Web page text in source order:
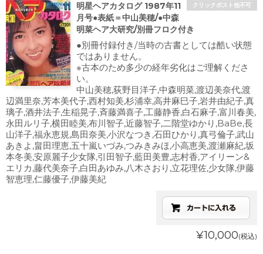
クリックポスト他不可
明星ヘアカタログ 1987年11
月号●表紙＝中山美穂/●中森
明菜ヘア大研究/別冊フロク付き
●別冊付録付き/当時の古書としては酷い状態
ではありません。
※古本のため多少の経年劣化はご理解くださ
い。
中山美穂,荻野目洋子,中森明菜,渡辺美奈代,渡
辺満里奈,芳本美代子,西村知美,杉浦幸,高井麻巳子,岩井由紀子,真
璃子,酒井法子,生稲晃子,斉藤満喜子,工藤静香,白石麻子,富川春美,
永田ルリ子,横田睦美,布川智子,近藤智子,二階堂ゆかり,BaBe,長
山洋子,福永恵規,島田奈美,小沢なつき,石田ひかり,真弓倫子,武山
あきよ,畠田理恵,五十嵐いづみ,つみきみほ,小高恵美,渡瀬麻紀,坂
本冬美,安原麗子少女隊,引田智子,藍田美豊,志村香,アイリーン&
エリカ,藤代美奈子,白田あゆみ,八木さおり,立花理佐,少女隊,伊藤
智恵理,仁藤優子,伊藤美紀
¥10,000(税込)